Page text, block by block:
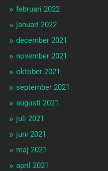
februari 2022
januari 2022
december 2021
november 2021
oktober 2021
september 2021
augusti 2021
juli 2021
juni 2021
maj 2021
april 2021